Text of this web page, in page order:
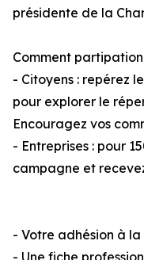
présidente de la
Comment
- Citoyens : repérez
pour explorer le
Encouragez vos
- Entreprises : pour
campagne et
- Votre adhésion à